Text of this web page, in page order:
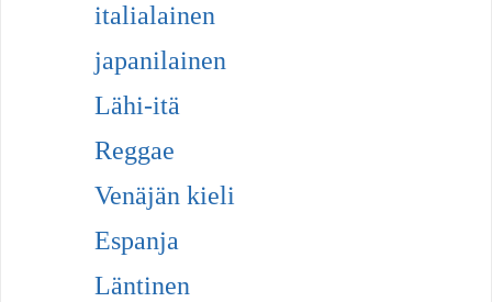
italialainen
japanilainen
Lähi-itä
Reggae
Venäjän kieli
Espanja
Läntinen